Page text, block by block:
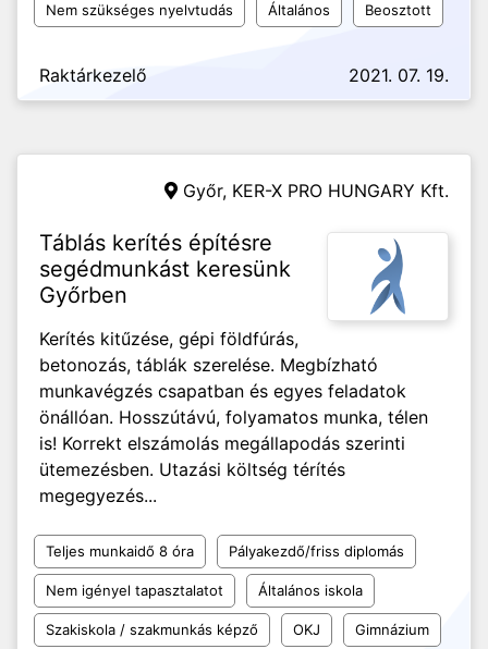
Nem szükséges nyelvtudás Általános Beosztott
Raktárkezelő 2021. 07. 19.
Győr, KER-X PRO HUNGARY Kft.
Táblás kerítés építésre
segédmunkást keresünk
Győrben
Kerítés kitűzése, gépi földfúrás,
betonozás, táblák szerelése. Megbízható
munkavégzés csapatban és egyes feladatok
önállóan. Hosszútávú, folyamatos munka, télen
is! Korrekt elszámolás megállapodás szerinti
ütemezésben. Utazási költség térítés
megegyezés...
Teljes munkaidő 8 óra Pályakezdő/friss diplomás
Nem igényel tapasztalatot Általános iskola
Szakiskola / szakmunkás képző OKJ Gimnázium